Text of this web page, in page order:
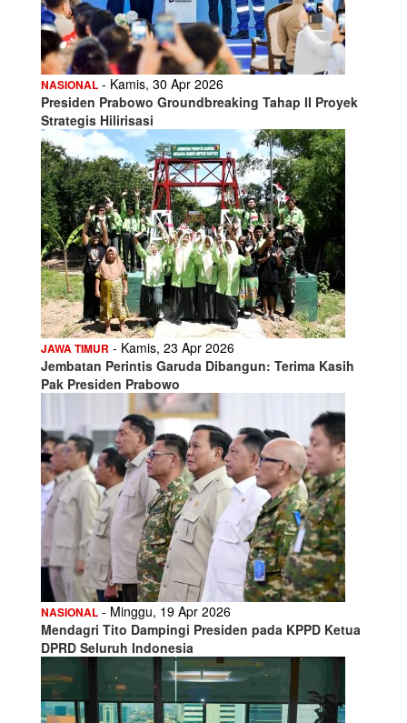
NASIONAL - Kamis, 30 Apr 2026
Presiden Prabowo Groundbreaking Tahap II Proyek
Strategis Hilirisasi
JAWA TIMUR - Kamis, 23 Apr 2026
Jembatan Perintis Garuda Dibangun: Terima Kasih
Pak Presiden Prabowo
NASIONAL - Minggu, 19 Apr 2026
Mendagri Tito Dampingi Presiden pada KPPD Ketua
DPRD Seluruh Indonesia